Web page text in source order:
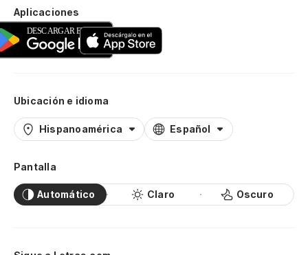
Aplicaciones
Ubicación e idioma
Hispanoamérica Español
Pantalla
Automático Claro Oscuro